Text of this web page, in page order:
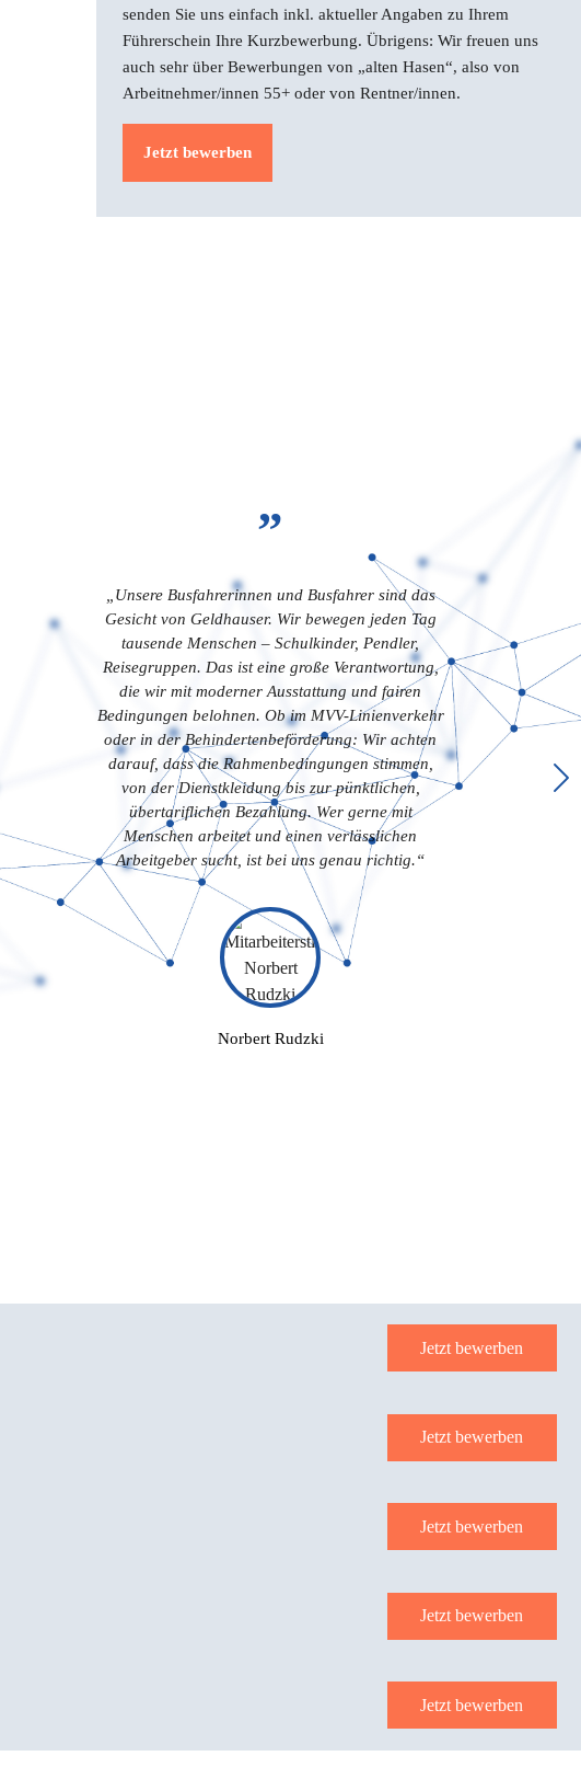
senden Sie uns einfach inkl. aktueller Angaben zu Ihrem
Führerschein Ihre Kurzbewerbung. Übrigens: Wir freuen uns
auch sehr über Bewerbungen von „alten Hasen“, also von
Arbeitnehmer/innen 55+ oder von Rentner/innen.
Jetzt bewerben
”
„Unsere Busfahrerinnen und Busfahrer sind das
Gesicht von Geldhauser. Wir bewegen jeden Tag
tausende Menschen – Schulkinder, Pendler,
Reisegruppen. Das ist eine große Verantwortung,
die wir mit moderner Ausstattung und fairen
Bedingungen belohnen. Ob im MVV-Linienverkehr
oder in der Behindertenbeförderung: Wir achten
darauf, dass die Rahmenbedingungen stimmen,
von der Dienstkleidung bis zur pünktlichen,
übertariflichen Bezahlung. Wer gerne mit
Menschen arbeitet und einen verlässlichen
Arbeitgeber sucht, ist bei uns genau richtig.“
Norbert Rudzki
Jetzt bewerben
Jetzt bewerben
Jetzt bewerben
Jetzt bewerben
Jetzt bewerben